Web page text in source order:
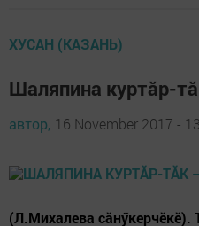
ХУСАН (КАЗАНЬ)
Шаляпина куртăр-
автор, 16 November 2017 -
(Л.Михалева сăнӳкерчӗкӗ).